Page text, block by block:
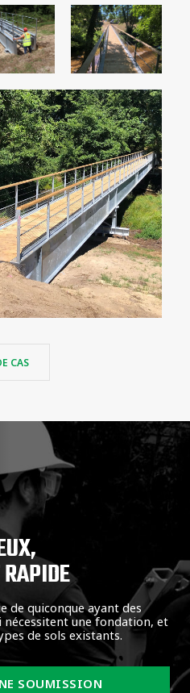
CAS
de quiconque ayant des
une fondation, et
de sols existants.
SOUMISSION